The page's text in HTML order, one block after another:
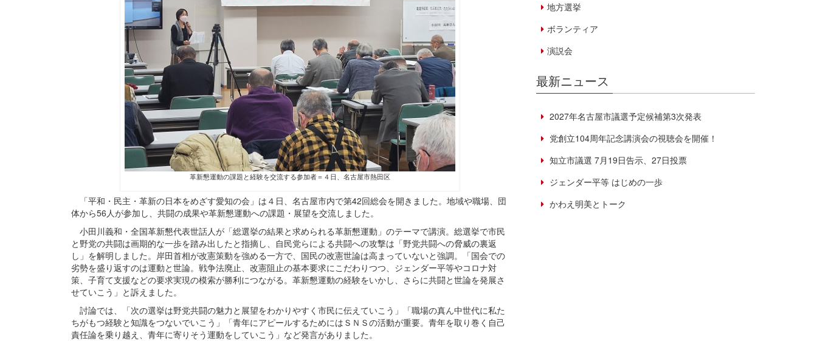
革新懇運動の課題と経験を交流する参加者＝４日、名古屋市熱田区
「平和・民主・革新の日本をめざす愛知の会」は４日、名古屋市内で第42回総会を開きました。地域や職場、団
体から56人が参加し、共闘の成果や革新懇運動への課題・展望を交流しました。
小田川義和・全国革新懇代表世話人が「総選挙の結果と求められる革新懇運動」のテーマで講演。総選挙で市民
と野党の共闘は画期的な一歩を踏み出したと指摘し、自民党らによる共闘への攻撃は「野党共闘への脅威の裏返
し」を解明しました。岸田首相が改憲策動を強める一方で、国民の改憲世論は高まっていないと強調。「国会での
劣勢を盛り返すのは運動と世論。戦争法廃止、改憲阻止の基本要求にこだわりつつ、ジェンダー平等やコロナ対
策、子育て支援などの要求実現の模索が勝利につながる。革新懇運動の経験をいかし、さらに共闘と世論を発展さ
せていこう」と訴えました。
討論では、「次の選挙は野党共闘の魅力と展望をわかりやすく市民に伝えていこう」「職場の真ん中世代に私た
ちがもつ経験と知識をつないでいこう」「青年にアピールするためにはＳＮＳの活動が重要。青年を取り巻く自己
責任論を乗り越え、青年に寄りそう運動をしていこう」など発言がありました。
地方選挙
ボランティア
演説会
最新ニュース
2027年名古屋市議選予定候補第3次発表
党創立104周年記念講演会の視聴会を開催！
知立市議選 7月19日告示、27日投票
ジェンダー平等 はじめの一歩
かわえ明美とトーク